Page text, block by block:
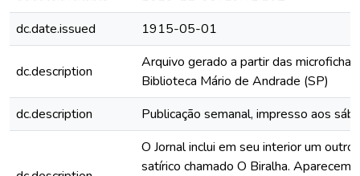
dc.date.issued
1915-05-01
dc.description
Arquivo gerado a partir das
Biblioteca Mário de Andrade (SP)
dc.description
Publicação semanal, impresso aos
O Jornal inclui em seu interior um outro
satírico chamado O Biralha. Aparecem